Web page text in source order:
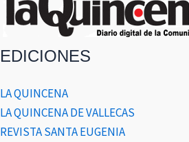
EDICIONES
LA QUINCENA
LA QUINCENA DE VALLECAS
REVISTA SANTA EUGENIA